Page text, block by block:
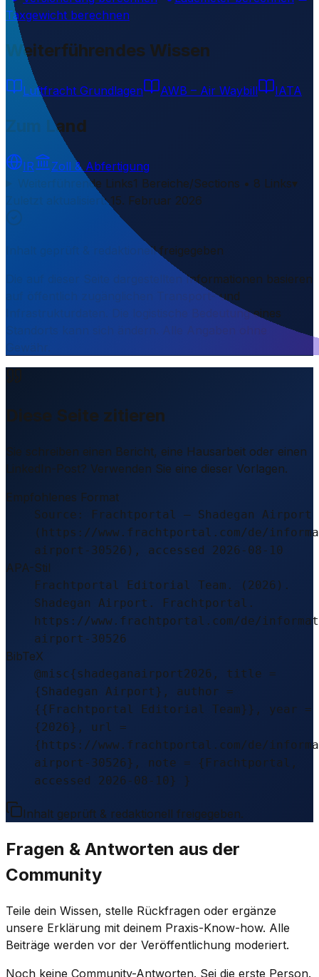
Taxgewicht berechnen
Weiterführendes Wissen
Luftfracht Grundlagen AWB – Air Waybill IATA
Zum Land
IR
Zoll & Abfertigung
Weiterführende Links1 Bereiche/Sections • 8 Links▾
Zuletzt aktualisiert: 15. Februar 2026
Inhalt geprüft & redaktionell freigegeben
Die auf dieser Seite dargestellten Informationen basieren
auf öffentlich zugänglichen Transport- und
Infrastrukturdaten. Die logistische Bedeutung eines
Diese Seite zitieren
Sie schreiben einen Bericht, eine Hausarbeit oder einen
LinkedIn-Post? Verwenden Sie eine dieser Vorlagen.
Empfohlenes Format
Source: Frachtportal – Shadegan Airport
(https://www.frachtportal.com/de/
airport-30526), accessed 2026-08-10
APA-Stil
Frachtportal Editorial Team. (2026).
Shadegan Airport. Frachtportal.
https://www.frachtportal.com/de/
airport-30526
BibTeX
@misc{shadeganairport2026, title =
{Shadegan Airport}, author =
{{Frachtportal Editorial Team}}, year =
{2026}, url =
{https://www.frachtportal.com/de/
airport-30526}, note = {Frachtportal,
accessed 2026-08-10} }
Inhalt geprüft & redaktionell freigegeben.
Fragen & Antworten aus der
Community
Teile dein Wissen, stelle Rückfragen oder ergänze
unsere Erklärung mit deinem Praxis-Know-how. Alle
Beiträge werden vor der Veröffentlichung moderiert.
Noch keine Community-Antworten. Sei die erste Person.